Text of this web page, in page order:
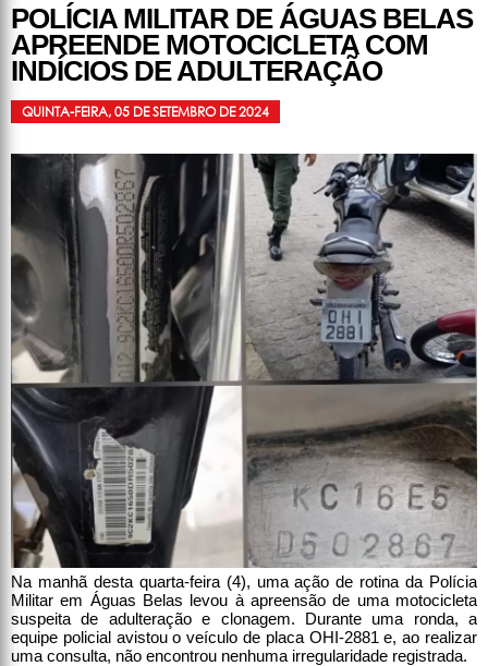
POLÍCIA MILITAR DE ÁGUAS BELAS
APREENDE MOTOCICLETA COM
INDÍCIOS DE ADULTERAÇÃO
QUINTA-FEIRA, 05 DE SETEMBRO DE 2024
Na manhã desta quarta-feira (4), uma ação de rotina da Polícia
Militar em Águas Belas levou à apreensão de uma motocicleta
suspeita de adulteração e clonagem. Durante uma ronda, a
equipe policial avistou o veículo de placa OHI-2881 e, ao realizar
uma consulta, não encontrou nenhuma irregularidade registrada.